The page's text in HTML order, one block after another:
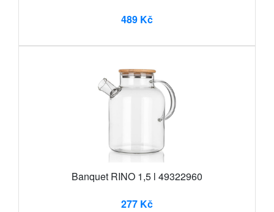
489 Kč
Banquet RINO 1,5 l 49322960
277 Kč